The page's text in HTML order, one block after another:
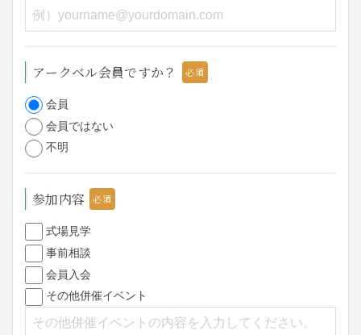
アークベル会員ですか？
会員
会員ではない
不明
参加内容
式場見学
事前相談
会員入会
その他併催イベント